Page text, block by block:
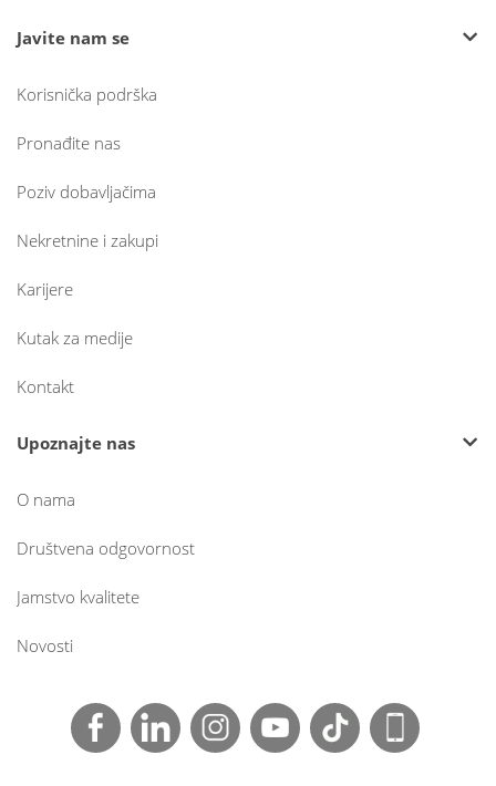
Javite nam se
Korisnička podrška
Pronađite nas
Poziv dobavljačima
Nekretnine i zakupi
Karijere
Kutak za medije
Kontakt
Upoznajte nas
O nama
Društvena odgovornost
Jamstvo kvalitete
Novosti